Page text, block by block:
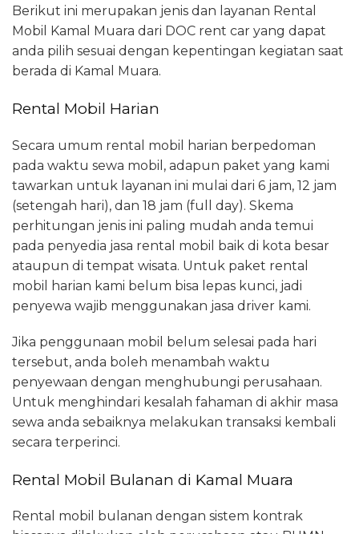
Berikut ini merupakan jenis dan layanan Rental
Mobil Kamal Muara dari DOC rent car yang dapat
anda pilih sesuai dengan kepentingan kegiatan saat
berada di Kamal Muara.
Rental Mobil Harian
Secara umum rental mobil harian berpedoman
pada waktu sewa mobil, adapun paket yang kami
tawarkan untuk layanan ini mulai dari 6 jam, 12 jam
(setengah hari), dan 18 jam (full day). Skema
perhitungan jenis ini paling mudah anda temui
pada penyedia jasa rental mobil baik di kota besar
ataupun di tempat wisata. Untuk paket rental
mobil harian kami belum bisa lepas kunci, jadi
penyewa wajib menggunakan jasa driver kami.
Jika penggunaan mobil belum selesai pada hari
tersebut, anda boleh menambah waktu
penyewaan dengan menghubungi perusahaan.
Untuk menghindari kesalah fahaman di akhir masa
sewa anda sebaiknya melakukan transaksi kembali
secara terperinci.
Rental Mobil Bulanan di Kamal Muara
Rental mobil bulanan dengan sistem kontrak